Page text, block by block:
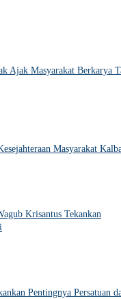
Ajak Masyarakat Berkarya
Masyarakat
Krisantus Tekankan
Pentingnya Persatuan